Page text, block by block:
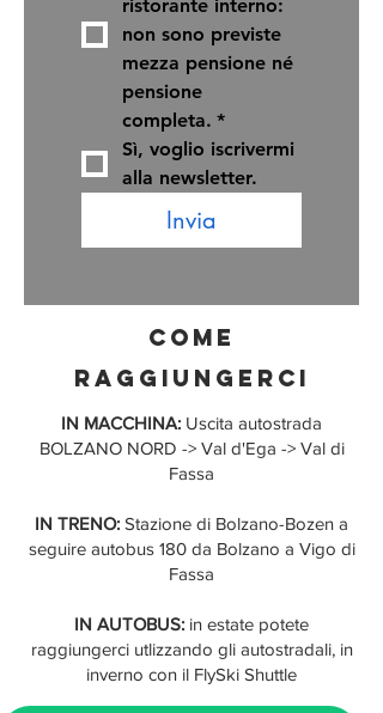
ristorante interno:
non sono previste
mezza pensione né
pensione
completa. *
Sì, voglio iscrivermi
alla newsletter.
Invia
come
raggiungerci
IN MACCHINA: Uscita autostrada
BOLZANO NORD -> Val d'Ega -> Val di
Fassa
IN TRENO: Stazione di Bolzano-Bozen a
seguire autobus 180 da Bolzano a Vigo di
Fassa
IN AUTOBUS: in estate potete
raggiungerci utlizzando gli autostradali, in
inverno con il FlySki Shuttle